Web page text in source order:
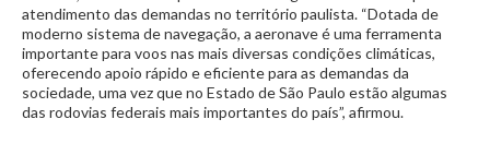
atendimento das demandas no território paulista. “Dotada de
moderno sistema de navegação, a aeronave é uma ferramenta
importante para voos nas mais diversas condições climáticas,
oferecendo apoio rápido e eficiente para as demandas da
sociedade, uma vez que no Estado de São Paulo estão algumas
das rodovias federais mais importantes do país”, afirmou.